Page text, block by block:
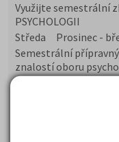
Využijte semestrální
PSYCHOLOGII
Středa Prosinec -
Semestrální
znalostí oboru
prohloubit a dobře se
školách např. na
speciální
Student dostane